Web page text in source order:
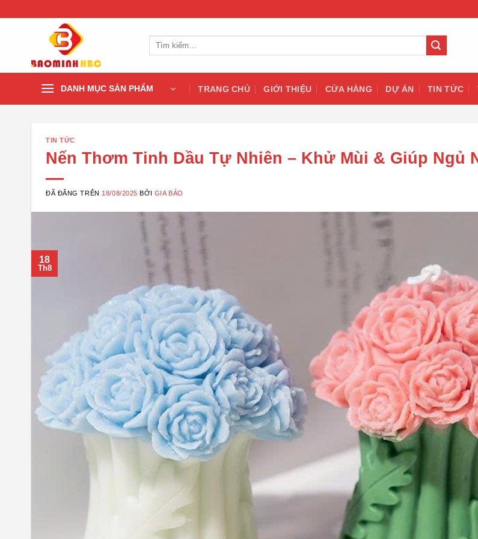
Tìm
DANH MỤC SẢN PHẨM TRANG CHỦ GIỚI THIỆU CỬA HÀNG DỰ ÁN TIN TỨC
TIN TỨC
Nến Thơm Tinh Dầu Tự Nhiên – Khử Mùi & Giúp Ngủ
ĐÃ ĐĂNG TRÊN 18/08/2025 BỞI GIA BẢO
18
Th8